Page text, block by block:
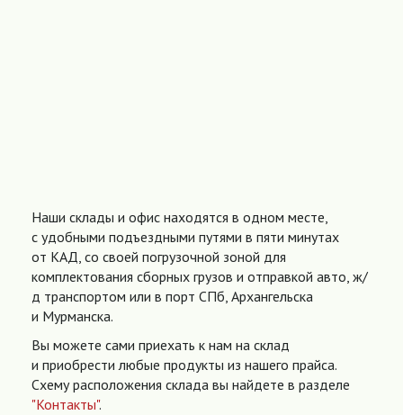
Наши склады и офис находятся в одном месте,
с удобными подъездными путями в пяти минутах
от КАД, со своей погрузочной зоной для
комплектования сборных грузов и отправкой авто, ж/
д транспортом или в порт СПб, Архангельска
и Мурманска.
Вы можете сами приехать к нам на склад
и приобрести любые продукты из нашего прайса.
Схему расположения склада вы найдете в разделе
"Контакты".